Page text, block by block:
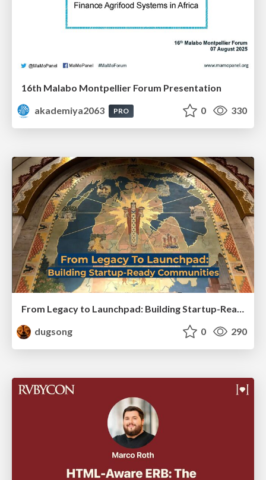
16th Malabo Montpellier Forum Presentation
akademiya2063
PRO 0 330
From Legacy to Launchpad: Building Startup-Ready Communities
dugsong
0 290